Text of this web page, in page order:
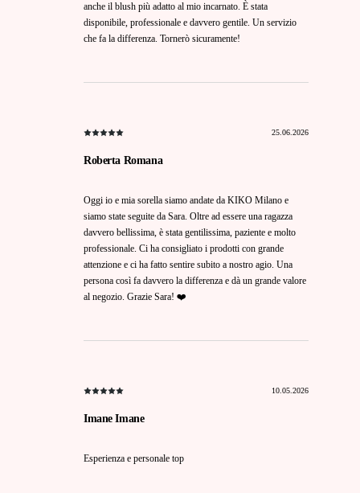
anche il blush più adatto al mio incarnato. È stata
disponibile, professionale e davvero gentile. Un servizio
che fa la differenza. Tornerò sicuramente!
25.06.2026
Roberta Romana
Oggi io e mia sorella siamo andate da KIKO Milano e
siamo state seguite da Sara. Oltre ad essere una ragazza
davvero bellissima, è stata gentilissima, paziente e molto
professionale. Ci ha consigliato i prodotti con grande
attenzione e ci ha fatto sentire subito a nostro agio. Una
persona così fa davvero la differenza e dà un grande valore
al negozio. Grazie Sara! ❤️
10.05.2026
Imane Imane
Esperienza e personale top